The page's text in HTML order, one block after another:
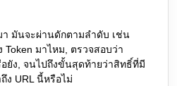
า มันจะผ่านดักตามลำดับ เช่น
Token มาไหม, ตรวจสอบว่า
ยัง, จนไปถึงขั้นสุดท้ายว่าสิทธิ์ที่มี
ง URL นี้หรือไม่